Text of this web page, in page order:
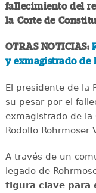
fallecimiento del
la Corte de
OTRAS NOTICIAS:
y exmagistrado de
El presidente de la
su pesar por el
exmagistrado de la
Rodolfo Rohrmoser
A través de un
legado de
figura clave para